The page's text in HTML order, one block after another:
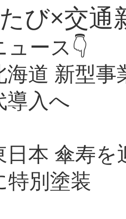
び×交通
ース👇
海道 新型
導入へ
日本 傘寿
特別塗装